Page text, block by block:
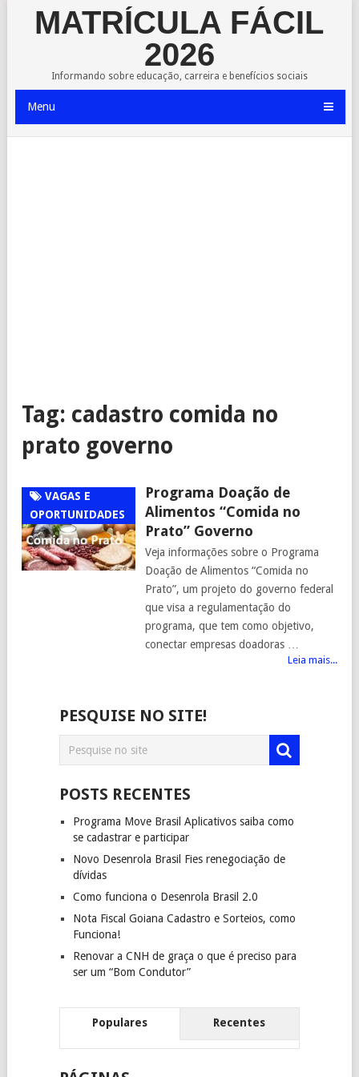
MATRÍCULA FÁCIL
2026
Informando sobre educação, carreira e benefícios sociais
Menu
Tag: cadastro comida no
prato governo
VAGAS E
OPORTUNIDADES
Programa Doação de
Alimentos “Comida no
Prato” Governo
Veja informações sobre o Programa
Doação de Alimentos “Comida no
Prato”, um projeto do governo federal
que visa a regulamentação do
programa, que tem como objetivo,
conectar empresas doadoras …
Leia mais...
PESQUISE NO SITE!
POSTS RECENTES
Programa Move Brasil Aplicativos saiba como
se cadastrar e participar
Novo Desenrola Brasil Fies renegociação de
dívidas
Como funciona o Desenrola Brasil 2.0
Nota Fiscal Goiana Cadastro e Sorteios, como
Funciona!
Renovar a CNH de graça o que é preciso para
ser um “Bom Condutor”
Populares Recentes